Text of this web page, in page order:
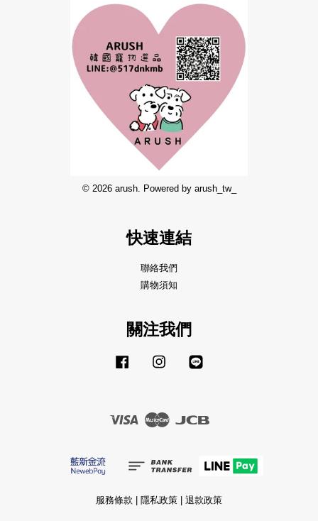
© 2026 arush. Powered by arush_tw_
快速連結
聯絡我們
購物須知
關注我們
Facebook Instagram
Visa Master
服務條款 隱私政策 退款政策